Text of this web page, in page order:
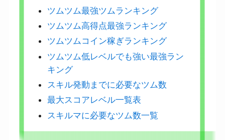
ツムツム最強ツムランキング
ツムツム高得点最強ランキング
ツムツムコイン稼ぎランキング
ツムツム低レベルでも強い最強ラン
キング
スキル発動までに必要なツム数
最大スコアレベル一覧表
スキルマに必要なツム数一覧